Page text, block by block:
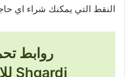
النقط التي يمكنك شراء اي
روابط
Shgardi للاندرويد وللايفون مجانا